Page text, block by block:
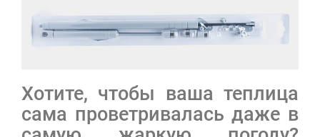
Хотите, чтобы ваша теплица
сама проветривалась даже в